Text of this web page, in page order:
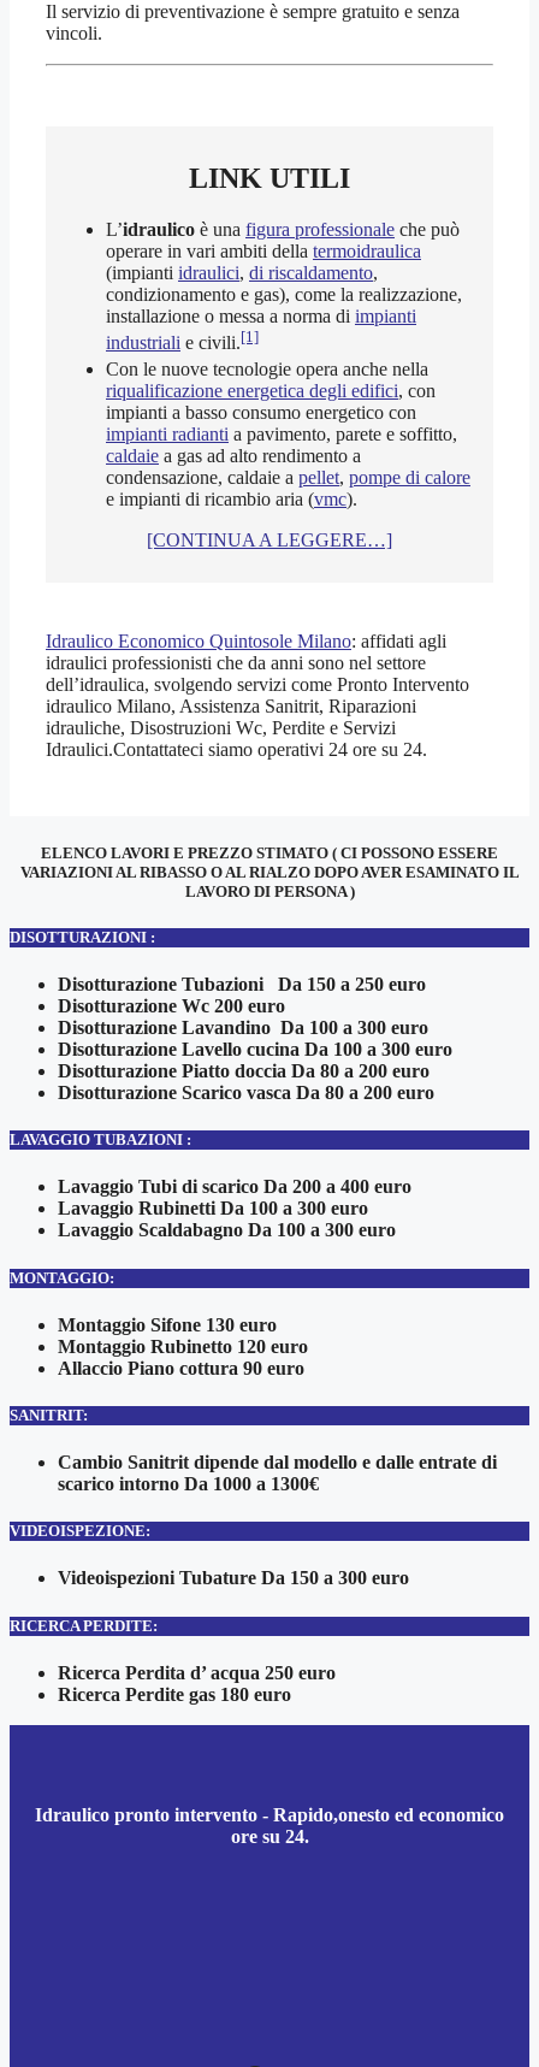
Il servizio di preventivazione è sempre gratuito e senza
vincoli.
LINK UTILI
L’idraulico è una figura professionale che può
operare in vari ambiti della termoidraulica
(impianti idraulici, di riscaldamento,
condizionamento e gas), come la realizzazione,
installazione o messa a norma di impianti
industriali e civili.[1]
Con le nuove tecnologie opera anche nella
riqualificazione energetica degli edifici, con
impianti a basso consumo energetico con
impianti radianti a pavimento, parete e soffitto,
caldaie a gas ad alto rendimento a
condensazione, caldaie a pellet, pompe di calore
e impianti di ricambio aria (vmc).
[CONTINUA A LEGGERE…]
Idraulico Economico Quintosole Milano: affidati agli
idraulici professionisti che da anni sono nel settore
dell’idraulica, svolgendo servizi come Pronto Intervento
idraulico Milano, Assistenza Sanitrit, Riparazioni
idrauliche, Disostruzioni Wc, Perdite e Servizi
Idraulici.Contattateci siamo operativi 24 ore su 24.
ELENCO LAVORI E PREZZO STIMATO ( CI POSSONO ESSERE
VARIAZIONI AL RIBASSO O AL RIALZO DOPO AVER ESAMINATO IL
LAVORO DI PERSONA )
DISOTTURAZIONI :
Disotturazione Tubazioni Da 150 a 250 euro
Disotturazione Wc 200 euro
Disotturazione Lavandino Da 100 a 300 euro
Disotturazione Lavello cucina Da 100 a 300 euro
Disotturazione Piatto doccia Da 80 a 200 euro
Disotturazione Scarico vasca Da 80 a 200 euro
LAVAGGIO TUBAZIONI :
Lavaggio Tubi di scarico Da 200 a 400 euro
Lavaggio Rubinetti Da 100 a 300 euro
Lavaggio Scaldabagno Da 100 a 300 euro
MONTAGGIO:
Montaggio Sifone 130 euro
Montaggio Rubinetto 120 euro
Allaccio Piano cottura 90 euro
SANITRIT:
Cambio Sanitrit dipende dal modello e dalle entrate di
scarico intorno Da 1000 a 1300€
VIDEOISPEZIONE:
Videoispezioni Tubature Da 150 a 300 euro
RICERCA PERDITE:
Ricerca Perdita d’ acqua 250 euro
Ricerca Perdite gas 180 euro
Idraulico pronto intervento - Rapido,onesto ed economico
ore su 24.